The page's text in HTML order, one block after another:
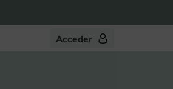
Acceder